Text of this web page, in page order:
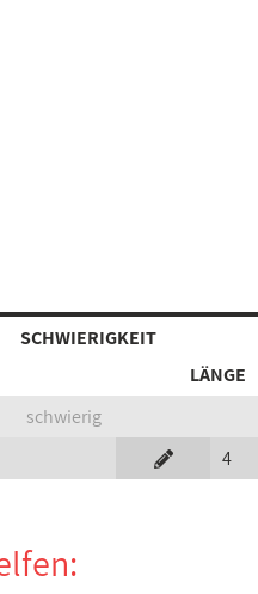
SCHWIERIGKEIT
LÄNGE
schwierig
4